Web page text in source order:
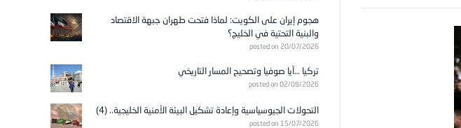
هجوم إيران على الكويت: لماذا فتحت طهران جبهة الاقتصاد
والبنية التحتية في الخليج؟
posted on 20/07/2026
تركيا …آيا صوفيا وتصحيح المسار التاريخي
posted on 02/08/2026
التحولات الجيوسياسية وإعادة تشكيل البيئة الأمنية الخليجية.. (4)
posted on 15/07/2026